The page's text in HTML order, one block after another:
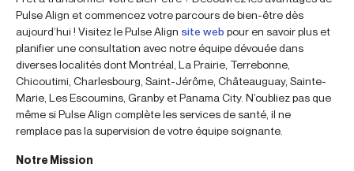
Pulse Align et commencez votre parcours de bien-être dès
aujourd’hui ! Visitez le Pulse Align site web pour en savoir plus et
planifier une consultation avec notre équipe dévouée dans
diverses localités dont Montréal, La Prairie, Terrebonne,
Chicoutimi, Charlesbourg, Saint-Jérôme, Châteauguay, Sainte-
Marie, Les Escoumins, Granby et Panama City. N’oubliez pas que
même si Pulse Align complète les services de santé, il ne
remplace pas la supervision de votre équipe soignante.
Notre Mission